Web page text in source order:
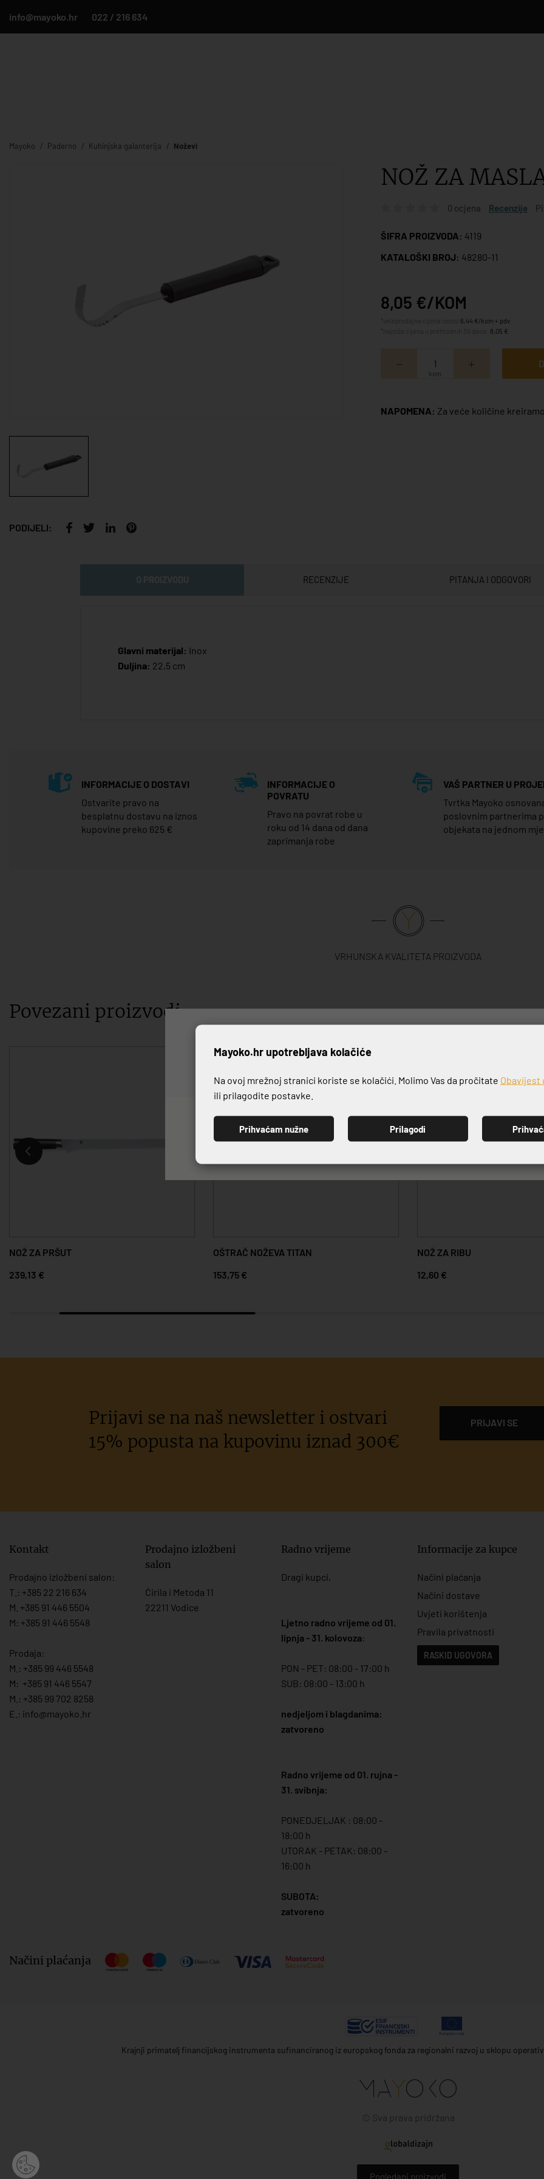
info@mayoko.hr 022 / 216 634
Mayoko Paderno Kuhinjska galanterija Noževi
PODIJELI:
NOŽ ZA
0 ocjena Recenzije
ŠIFRA PROIZVODA: 4119
KATALOŠKI BROJ: 48280-11
8,05 €/KOM
6,44 €/kom + pdv
8,05 €
kom
NAPOMENA: Za veće količine
RECENZIJE PITANJA I ODGOVORI
Glavni materijal: Inox
Duljina: 22,5 cm
INFORMACIJE O DOSTAVI
Ostvarite pravo na
besplatnu dostavu na iznos
kupovine preko 625 €
INFORMACIJE O
POVRATU
Pravo na povrat robe u
roku od 14 dana od dana
zaprimanja robe
VAŠ PARTNER U
Tvrtka Mayoko
poslovnim partnerima
objekata na jednom
VRHUNSKA KVALITETA PROIZVODA
Povezani proizvodi
NOŽ ZA PRŠUT
239,13 €
OŠTRAČ NOŽEVA TITAN
153,75 €
NOŽ ZA RIBU
12,60 €
Pogledani proizvodi
Prijavi se na naš newsletter i ostvari
15% popusta na kupovinu iznad 300€
PRIJAVI SE
Kontakt
Prodajno izložbeni salon:
T.: +385 22 216 634
M. +385 91 446 5504
M: +385 91 446 5548
Prodaja:
M.: +385 99 446 5548
M: +385 91 446 5547
M.: +385 99 702 8258
E.: info@mayoko. hr
Prodajno izložbeni
salon
Ćirila i Metoda 11
22211 Vodice
Radno vrijeme
Dragi kupci,
Ljetno radno vrijeme od 01.
lipnja - 31. kolovoza:
PON - PET: 08:00 - 17:00 h
SUB: 08:00 - 13:00 h
nedjeljom i blagdanima:
zatvoreno
Radno vrijeme od 01. rujna -
31. svibnja:
PONEDJELJAK : 08:00 -
18:00 h
UTORAK - PETAK: 08:00 -
16:00 h
SUBOTA:
zatvoreno
Informacije za kupce
Načini plaćanja
Načini dostave
Uvjeti korištenja
Pravila privatnosti
RASKID UGOVORA
Načini plaćanja
Krajnji primatelj financijskog instrumenta sufinanciranog iz europskog fonda za regionalni razvoj u sklopu
© Sva prava pridržana
Prijavite se na naš
PRIJAVI SE
Mayoko.hr upotrebljava kolačiće
Na ovoj mrežnoj stranici koriste se kolačići. Molimo Vas da pročitate Obavijest
ili prilagodite postavke.
Prihvaćam nužne Prilagodi